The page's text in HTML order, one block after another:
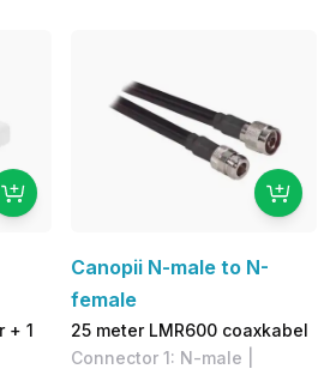
+ 1
Canopii N-male to N-
female
25 meter LMR600 coaxkabel
Connector 1: N-male |